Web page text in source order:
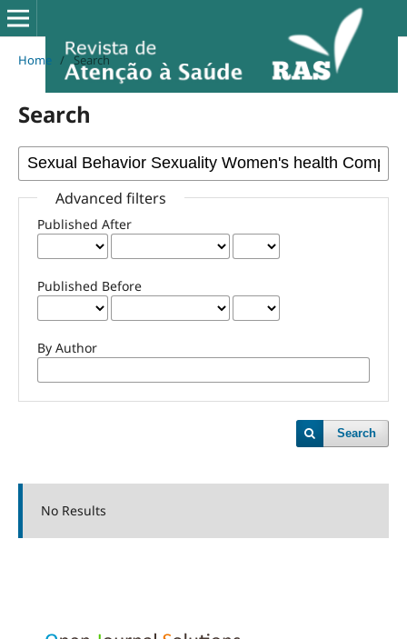
Home / Search
Search
Advanced filters
Published After
Published Before
By Author
Search
No Results